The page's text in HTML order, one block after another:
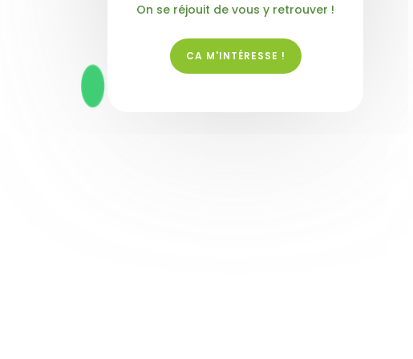
On se réjouit de vous y retrouver !
CA M'INTÉRESSE !